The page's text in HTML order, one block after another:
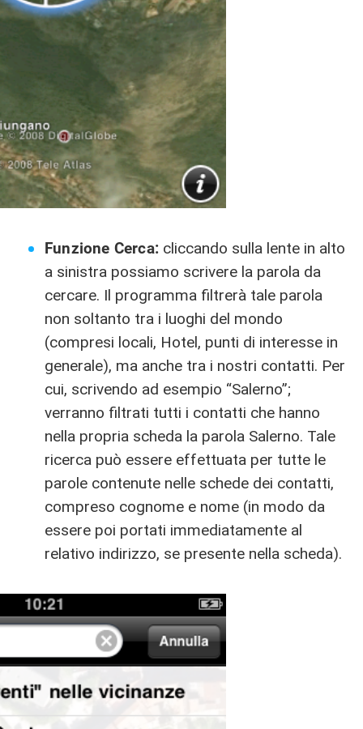
Funzione Cerca: cliccando sulla lente in alto
a sinistra possiamo scrivere la parola da
cercare. Il programma filtrerà tale parola
non soltanto tra i luoghi del mondo
(compresi locali, Hotel, punti di interesse in
generale), ma anche tra i nostri contatti. Per
cui, scrivendo ad esempio “Salerno”;
verranno filtrati tutti i contatti che hanno
nella propria scheda la parola Salerno. Tale
ricerca può essere effettuata per tutte le
parole contenute nelle schede dei contatti,
compreso cognome e nome (in modo da
essere poi portati immediatamente al
relativo indirizzo, se presente nella scheda).